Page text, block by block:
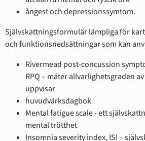
ångest och depressionssymtom.
Självskattningsformulär lämpliga för
och funktionsnedsättningar som kan
Rivermead post-concussion
RPQ – mäter allvarlighetsgraden
uppvisar
huvudvärksdagbok
Mental fatigue scale - ett
mental trötthet
Insomnia severity index, ISI –